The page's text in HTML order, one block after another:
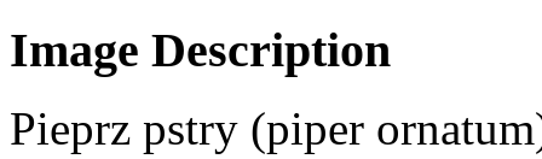
Image Description
Pieprz pstry (piper